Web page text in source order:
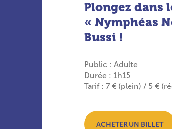
Plongez dans
« Nymphéas
Bussi !
Public : Adulte
Durée : 1h15
Tarif : 7 € (plein) / 5 €
ACHETER UN BILLET